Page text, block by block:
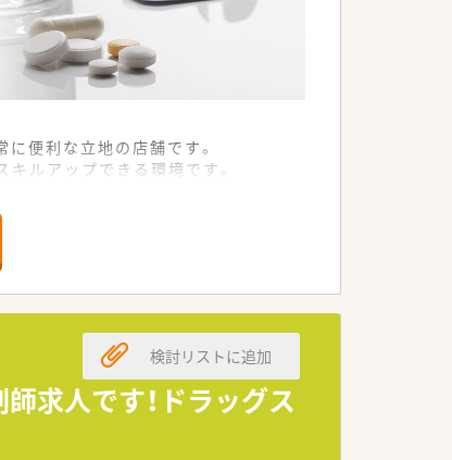
便利な立地の店舗です。
ルアップできる環境です。
として積極採用しています。
り組める方を求めています。
であれば検討可能です。
続けられる環境です。
フバランスは抜群です。
ど、休息も大切にできます。
求人です！ドラッグス
検討リストに追加